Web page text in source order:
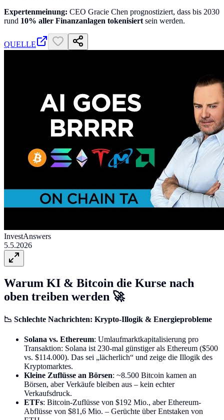
Expertenmeinung: CEO Gracie Chen prognostiziert, dass bis 2030
rund 10% aller Finanzanlagen tokenisiert sein werden.
QUELLE
InvestAnswers
5.5.2026
Warum KI & Bitcoin die Kurse nach
oben treiben werden 🚀
📉 Schlechte Nachrichten: Krypto-Illogik & Energieprobleme
Solana vs. Ethereum: Umlaufmarktkapitalisierung pro
Transaktion: Solana ist 230-mal günstiger als Ethereum ($500
vs. $114.000). Das sei „lächerlich“ und zeige die Illogik des
Kryptomarktes.
Kleine Zuflüsse an Börsen: ~8.500 Bitcoin kamen an
Börsen, aber Verkäufe bleiben aus – kein echter
Verkaufsdruck.
ETFs: Bitcoin-Zuflüsse von $192 Mio., aber Ethereum-
Abflüsse von $81,6 Mio. – Gerüchte über Entstaken von